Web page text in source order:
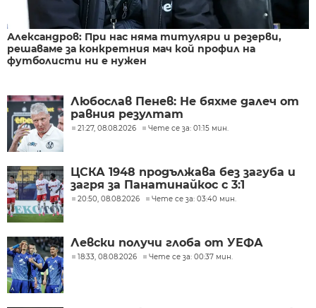
Александров: При нас няма титуляри и резерви,
решаваме за конкретния мач кой профил на
футболисти ни е нужен
Любослав Пенев: Не бяхме далеч от
равния резултат
21:27, 08.08.2026 Чете се за: 01:15 мин.
ЦСКА 1948 продължава без загуба и
загря за Панатинайкос с 3:1
20:50, 08.08.2026 Чете се за: 03:40 мин.
Левски получи глоба от УЕФА
18:33, 08.08.2026 Чете се за: 00:37 мин.